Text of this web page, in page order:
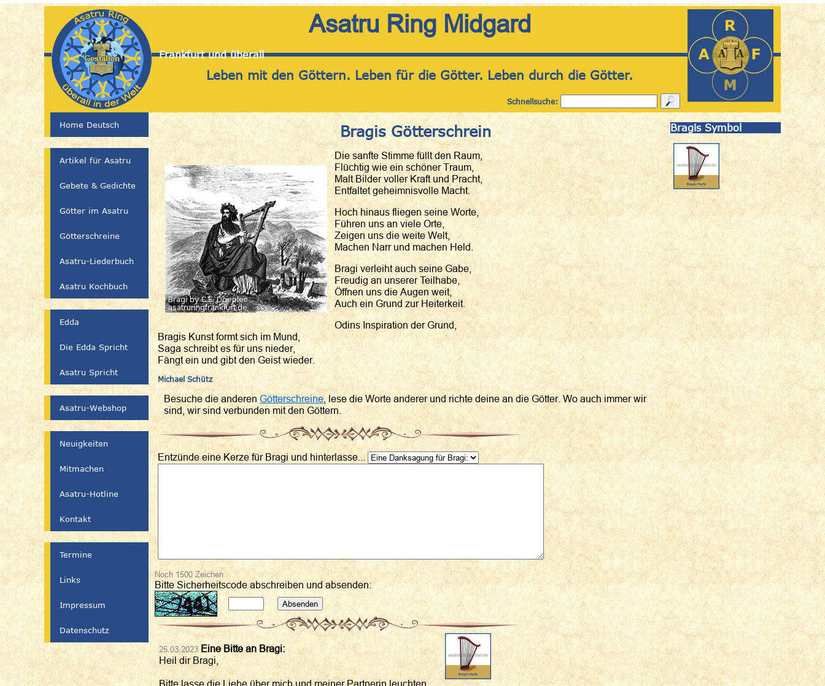
Asatru Ring Midgard
Frankfurt und überall
Leben mit den Göttern. Leben für die Götter. Leben durch die Götter.
Schnellsuche:
Bragis Götterschrein
Die sanfte Stimme füllt den Raum,
Flüchtig wie ein schöner Traum,
Malt Bilder voller Kraft und Pracht,
Entfaltet geheimnisvolle Macht.
Hoch hinaus fliegen seine Worte,
Führen uns an viele Orte,
Zeigen uns die weite Welt,
Machen Narr und machen Held.
Bragi verleiht auch seine Gabe,
Freudig an unserer Teilhabe,
Öffnen uns die Augen weit,
Auch ein Grund zur Heiterkeit.
Odins Inspiration der Grund,
Bragis Kunst formt sich im Mund,
Saga schreibt es für uns nieder,
Fängt ein und gibt den Geist wieder.
Michael Schütz
Besuche die anderenGötterschreine, lese die Worte anderer und richte deine an die Götter. Wo auch immer wir
sind, wir sind verbunden mit den Göttern.
Entzünde eine Kerze für Bragi und hinterlasse...
Noch1500Zeichen
Bitte Sicherheitscode abschreiben und absenden:
25.03.2023 Eine Bitte an Bragi:
Heil dir Bragi,
Bitte lasse die Liebe über mich und meiner Partnerin leuchten
Bragis Symbol
Home Deutsch
Artikel für Asatru
Gebete & Gedichte
Götter im Asatru
Götterschreine
Asatru-Liederbuch
Asatru Kochbuch
Edda
Die Edda Spricht
Asatru Spricht
Asatru-Webshop
Neuigkeiten
Mitmachen
Asatru-Hotline
Kontakt
Termine
Links
Impressum
Datenschutz